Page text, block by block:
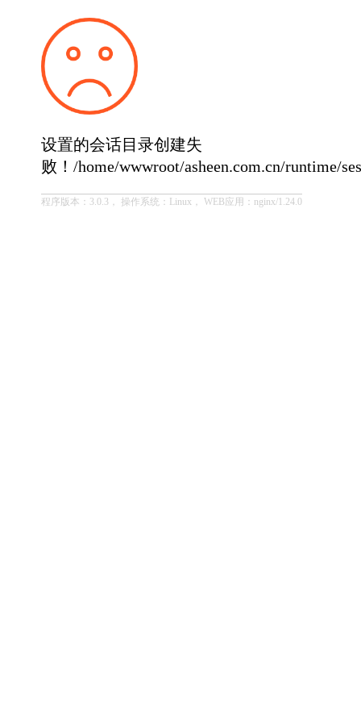
设置的会话目录创建失
败！/home/wwwroot/asheen.com.cn/runtime/
程序版本：3.0.3， 操作系统：Linux， WEB应用：nginx/1.24.0